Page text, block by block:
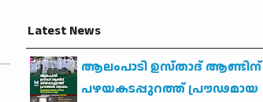
Latest News
ആലംപാടി ഉസ്താദ് ആണ്ടിന്
പഴയകടപ്പുറത്ത് പ്രൗഢമായ